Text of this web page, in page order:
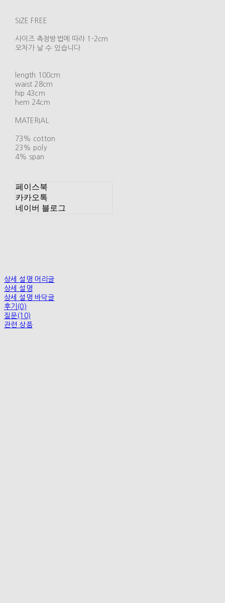
SIZE FREE
사이즈 측정방법에 따라 1-2cm
오차가 날 수 있습니다.
length 100cm
waist 28cm
hip 43cm
hem 24cm
MATERIAL
73% cotton
23% poly
4% span
페이스북
카카오톡
네이버 블로그
상세 설명 머리글
상세 설명
상세 설명 바닥글
후기(0)
질문(10)
관련 상품